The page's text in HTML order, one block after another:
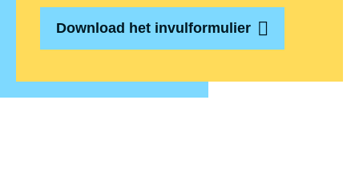
Download het invulformulier